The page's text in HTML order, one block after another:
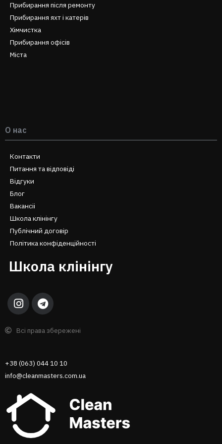
Прибирання після ремонту
Прибирання яхт і катерів
Хімчистка
Прибирання офісів
Міста
О нас
Контакти
Питання та відповіді
Відгуки
Блог
Вакансіі
Школа клінінгу
Публічний договір
Політика конфіденційності
Школа клінінгу
+38 (063) 044 10 10
info@cleanmasters.com.ua
Всі права збережені